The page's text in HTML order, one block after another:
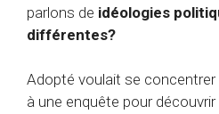
parlons de idéologies
différentes?
Adopté voulait se
à une enquête pour